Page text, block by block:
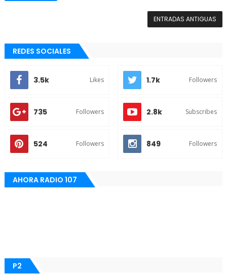
ENTRADAS ANTIGUAS
REDES SOCIALES
3.5k Likes 1.7k Followers
735 Followers 2.8k Subscribes
524 Followers 849 Followers
AHORA RADIO 107
P2